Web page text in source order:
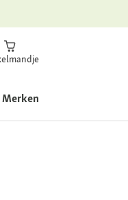
Merken